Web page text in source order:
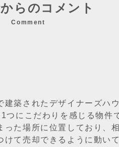
らのコメント
Comment
築されたデザイナーズハ
つにこだわりを感じる物件
った場所に位置しており、
て売却できるように動い